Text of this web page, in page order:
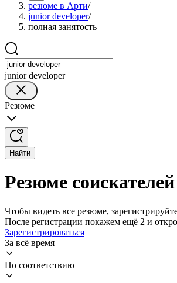
резюме в Арти/
junior developer/
полная занятость
junior developer
Резюме
Найти
Резюме
Чтобы видеть все резюме,
После регистрации покажем ещё 2 и
Зарегистрироваться
За всё время
По соответствию